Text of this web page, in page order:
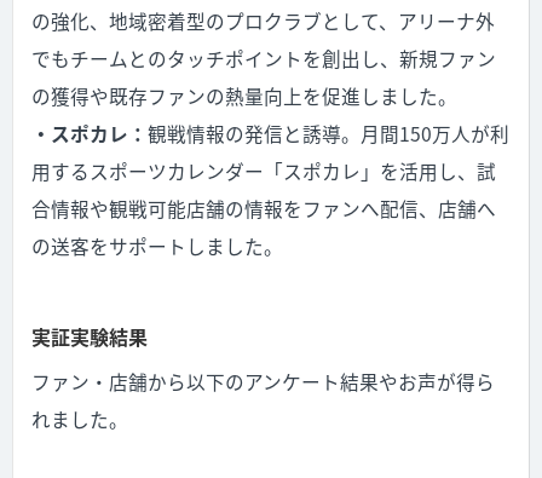
の強化、地域密着型のプロクラブとして、アリーナ外
でもチームとのタッチポイントを創出し、新規ファン
の獲得や既存ファンの熱量向上を促進しました。
・スポカレ： 観戦情報の発信と誘導。月間150万人が利
用するスポーツカレンダー「スポカレ」を活用し、試
合情報や観戦可能店舗の情報をファンへ配信、店舗へ
の送客をサポートしました。
実証実験結果
ファン・店舗から以下のアンケート結果やお声が得ら
れました。